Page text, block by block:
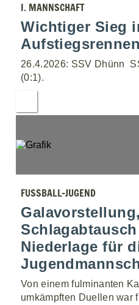
I. MANNSCHAFT
Wichtiger Sieg
26.4.2026: SSV Dhünn 
(0:1).
FUSSBALL-JUGEND
Niederlage für
Von einem fulminanten
umkämpften Duellen war